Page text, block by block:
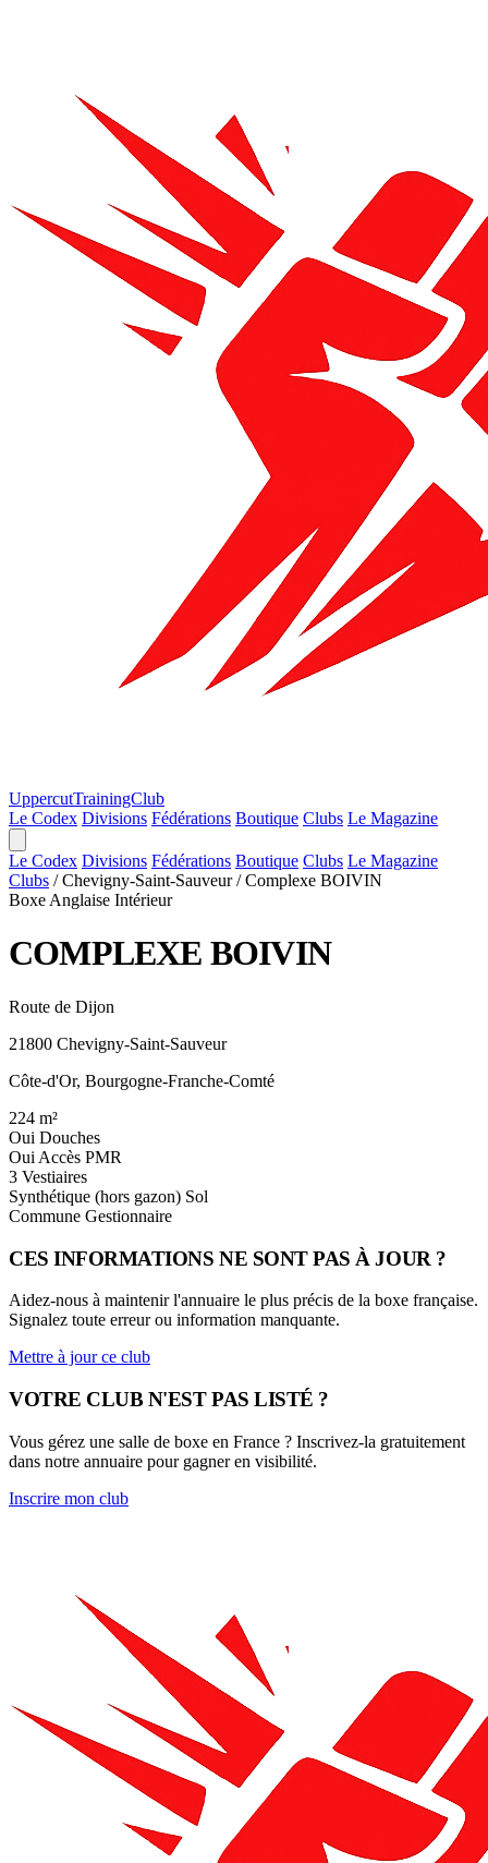
UppercutTrainingClub
Le Codex Divisions Fédérations Boutique Clubs Le Magazine
Le Codex Divisions Fédérations Boutique Clubs Le Magazine
Clubs / Chevigny-Saint-Sauveur / Complexe BOIVIN
Boxe Anglaise Intérieur
COMPLEXE BOIVIN
Route de Dijon
21800 Chevigny-Saint-Sauveur
Côte-d'Or, Bourgogne-Franche-Comté
224 m²
Oui Douches
Oui Accès PMR
3 Vestiaires
Synthétique (hors gazon) Sol
Commune Gestionnaire
CES INFORMATIONS NE SONT PAS À JOUR ?
Aidez-nous à maintenir l'annuaire le plus précis de la boxe française.
Signalez toute erreur ou information manquante.
Mettre à jour ce club
VOTRE CLUB N'EST PAS LISTÉ ?
Vous gérez une salle de boxe en France ? Inscrivez-la gratuitement
dans notre annuaire pour gagner en visibilité.
Inscrire mon club